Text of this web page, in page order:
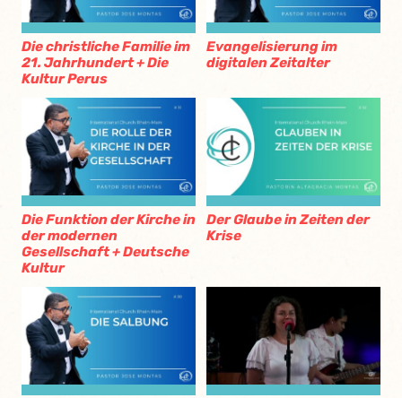
Die christliche Familie im
21. Jahrhundert + Die
Kultur Perus
Evangelisierung im
digitalen Zeitalter
Die Funktion der Kirche in
der modernen
Gesellschaft + Deutsche
Kultur
Der Glaube in Zeiten der
Krise